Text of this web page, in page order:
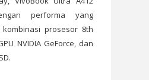
performa yang
prosesor 8th
NVIDIA GeForce, dan